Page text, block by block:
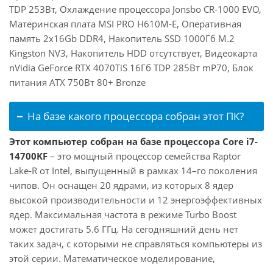
TDP 253Вт, Охлаждение процессора Jonsbo CR-1000 EVO,
Материнская плата MSI PRO H610M-E, Оперативная
память 2x16Gb DDR4, Накопитель SSD 1000Гб M.2
Kingston NV3, Накопитель HDD отсутствует, Видеокарта
nVidia GeForce RTX 4070TiS 16Гб TDP 285Вт mP70, Блок
питания ATX 750Вт 80+ Bronze
На базе какого процессора собран этот ПК?
Этот компьютер собран на базе процессора Core i7-
14700KF – это мощный процессор семейства Raptor
Lake-R от Intel, выпущенный в рамках 14–го поколения
чипов. Он оснащен 20 ядрами, из которых 8 ядер
высокой производительности и 12 энергоэффективных
ядер. Максимальная частота в режиме Turbo Boost
может достигать 5.6 ГГц. На сегодняшний день нет
таких задач, с которыми не справляться компьютеры из
этой серии. Математическое моделирование,